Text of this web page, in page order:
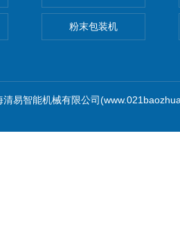
粉末包装机
易智能机械有限公司